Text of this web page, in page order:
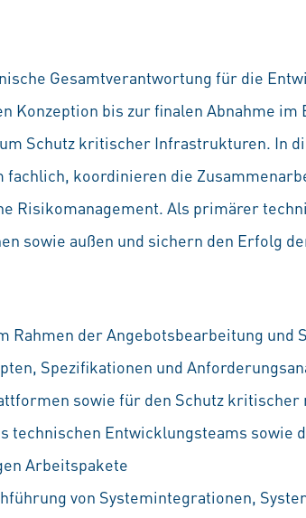
Gesamtverantwortung für die
Konzeption bis zur finalen Abnahme
Schutz kritischer Infrastrukturen. In
fachlich, koordinieren die
Risikomanagement. Als primärer
sowie außen und sichern den Erfolg
Rahmen der Angebotsbearbeitung
Spezifikationen und
sowie für den Schutz
technischen Entwicklungsteams sowie
Arbeitspakete
von Systemintegrationen,